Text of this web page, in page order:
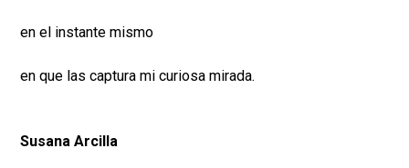
en el instante mismo
en que las captura mi curiosa mirada.
Susana Arcilla